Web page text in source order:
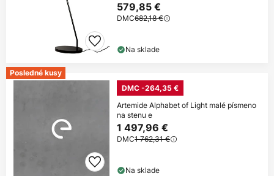
579,85 €
DMC682,18 €
Na sklade
Posledné kusy
DMC -264,35 €
Artemide Alphabet of Light malé písmeno
na stenu e
1 497,96 €
DMC1 762,31 €
Na sklade